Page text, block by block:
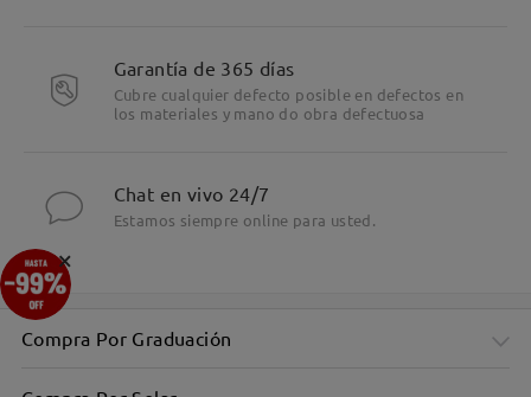
Garantía de 365 días
Cubre cualquier defecto posible en defectos en
los materiales y mano do obra defectuosa
Chat en vivo 24/7
Estamos siempre online para usted.
Compra Por Graduación
×